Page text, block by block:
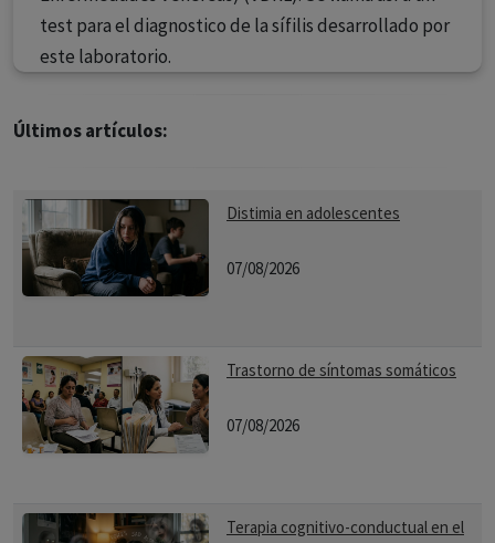
test para el diagnostico de la sífilis desarrollado por
este laboratorio.
Últimos artículos:
Distimia en adolescentes
07/08/2026
Trastorno de síntomas somáticos
07/08/2026
Terapia cognitivo-conductual en el